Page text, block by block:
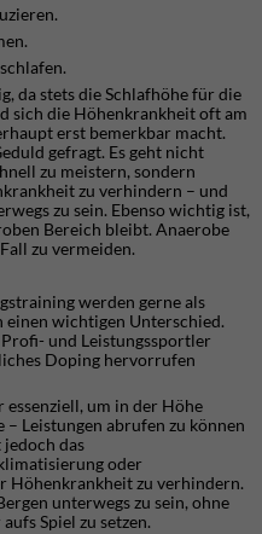
da stets die Schlafhöhe für die
sich die Höhenkrankheit oft am
erst bemerkbar macht.
gefragt. Es geht nicht
zu meistern, sondern
zu verhindern – und
zu sein. Ebenso wichtig ist,
Bereich bleibt. Anaerobe
zu vermeiden.
werden gerne als
einen wichtigen Unterschied.
und Leistungssportler
Doping hervorrufen
essenziell, um in der Höhe
Leistungen abrufen zu können
das
oder
Höhenkrankheit zu verhindern.
unterwegs zu sein, ohne
Spiel zu setzen.